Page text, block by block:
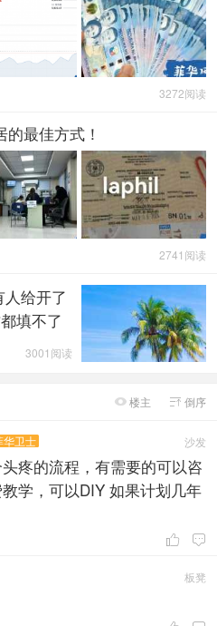
3272阅读
最佳方式！
2741阅读
人给开了
填不了
3001阅读
 楼主  倒序
沙发
华卫士
疼的流程，有需要的可以咨
学，可以DIY 如果计划几年
 
板凳